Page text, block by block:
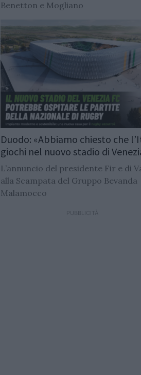
Benetton e Mogliano
Duodo: «Abbiamo chiesto che
giochi nel nuovo stadio di
L’annuncio del presidente Fir e di
alla Scampata del Gruppo Bevanda
Malamocco